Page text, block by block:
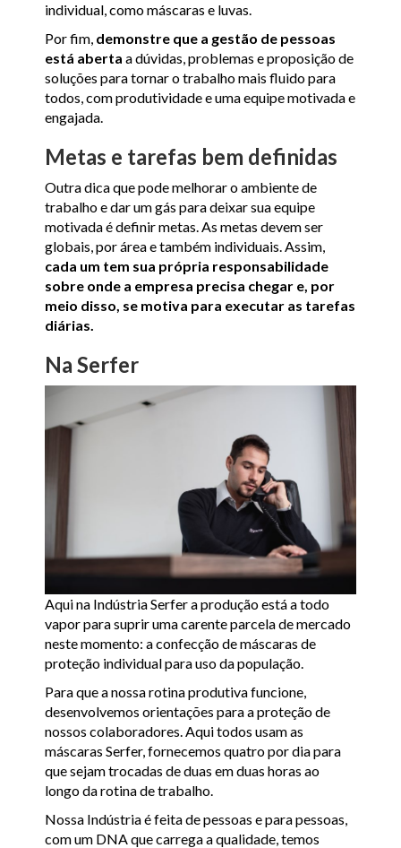
individual, como máscaras e luvas.
Por fim, demonstre que a gestão de pessoas
está aberta a dúvidas, problemas e proposição de
soluções para tornar o trabalho mais fluido para
todos, com produtividade e uma equipe motivada e
engajada.
Metas e tarefas bem definidas
Outra dica que pode melhorar o ambiente de
trabalho e dar um gás para deixar sua equipe
motivada é definir metas. As metas devem ser
globais, por área e também individuais. Assim,
cada um tem sua própria responsabilidade
sobre onde a empresa precisa chegar e, por
meio disso, se motiva para executar as tarefas
diárias.
Na Serfer
Aqui na Indústria Serfer a produção está a todo
vapor para suprir uma carente parcela de mercado
neste momento: a confecção de máscaras de
proteção individual para uso da população.
Para que a nossa rotina produtiva funcione,
desenvolvemos orientações para a proteção de
nossos colaboradores. Aqui todos usam as
máscaras Serfer, fornecemos quatro por dia para
que sejam trocadas de duas em duas horas ao
longo da rotina de trabalho.
Nossa Indústria é feita de pessoas e para pessoas,
com um DNA que carrega a qualidade, temos